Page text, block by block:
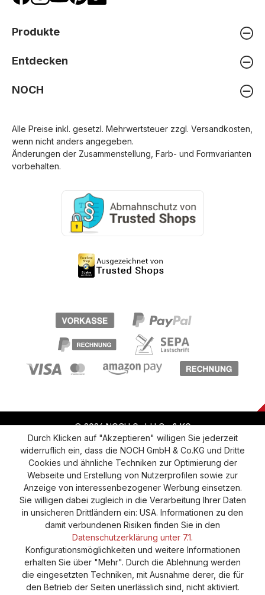
Produkte
Entdecken
NOCH
Alle Preise inkl. gesetzl. Mehrwertsteuer zzgl. Versandkosten
wenn nicht anders angegeben.
Änderungen der Zusammenstellung, Farb- und Formvarianten
vorbehalten.
© 2026 NOCH GmbH Co & KG
Vertrag widerrufen Widerruf Datenschutz
Versand und Zahlung AGB
Impressum
Cookie-Einstellungen
Barrierefreiheitserklärung
Durch Klicken auf "Akzeptieren" willigen Sie jederzeit
widerruflich ein, dass die NOCH GmbH & Co.KG und Dritte
Cookies und ähnliche Techniken zur Optimierung der
Webseite und Erstellung von Nutzerprofilen sowie zur
Anzeige von interessenbezogener Werbung einsetzen.
Sie willigen dabei zugleich in die Verarbeitung Ihrer Daten
in unsicheren Drittländern ein: USA. Informationen zu den
damit verbundenen Risiken finden Sie in den
Datenschutzerklärung unter 7.1.
Konfigurationsmöglichkeiten und weitere Informationen
erhalten Sie über "Mehr". Durch die Ablehnung werden
die eingesetzten Techniken, mit Ausnahme derer, die für
den Betrieb der Seiten unerlässlich sind, nicht aktiviert.